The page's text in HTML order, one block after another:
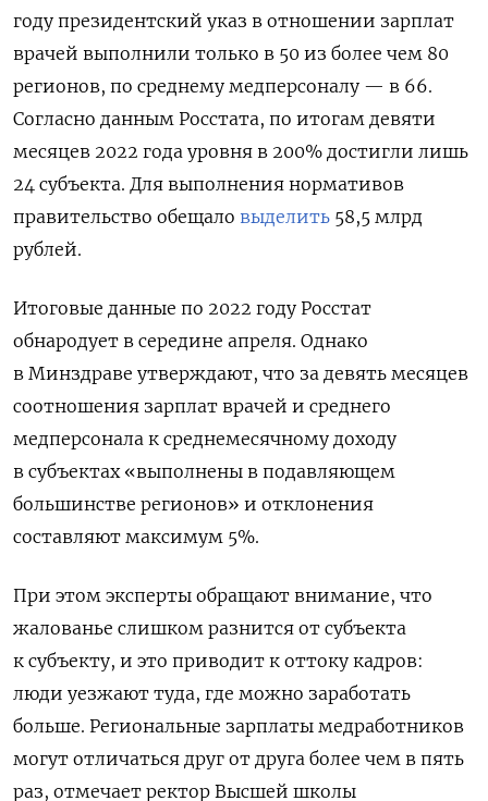
году президентский указ в отношении зарплат
врачей выполнили только в 50 из более чем 80
регионов, по среднему медперсоналу — в 66.
Согласно данным Росстата, по итогам девяти
месяцев 2022 года уровня в 200% достигли лишь
24 субъекта. Для выполнения нормативов
правительство обещало выделить 58,5 млрд
рублей.
Итоговые данные по 2022 году Росстат
обнародует в середине апреля. Однако
в Минздраве утверждают, что за девять месяцев
соотношения зарплат врачей и среднего
медперсонала к среднемесячному доходу
в субъектах «выполнены в подавляющем
большинстве регионов» и отклонения
составляют максимум 5%.
При этом эксперты обращают внимание, что
жалованье слишком разнится от субъекта
к субъекту, и это приводит к оттоку кадров:
люди уезжают туда, где можно заработать
больше. Региональные зарплаты медработников
могут отличаться друг от друга более чем в пять
раз, отмечает ректор Высшей школы